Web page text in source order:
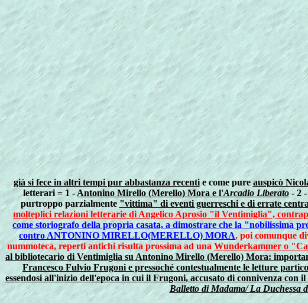
già si fece in altri tempi pur abbastanza recentie come pure auspicò
letterari = 1 - Antonino Mirello (Merello) Mora e l'Arcadio Liberato - 2 -
purtroppo parzialmente"vittima" di eventi guerreschi e di errate
molteplici relazioni letterarie di Angelico Aprosio "il Ventimiglia",
come storiografo della propria casata, a dimostrare che la "nobilissima
contro ANTONINO MIRELLO(MERELLO) MORA, poi comunque
nummoteca, reperti antichi risulta prossima ad unaWunderkammer o
al bibliotecario di Ventimiglia su Antonino Mirello (Merello) Mora:
Francesco Fulvio Frugoni e pressoché contestualmente le letture
essendosi all'inizio dell'epoca in cui il Frugoni, accusato di connivenza
Balletto di Madama/ La Duchessa